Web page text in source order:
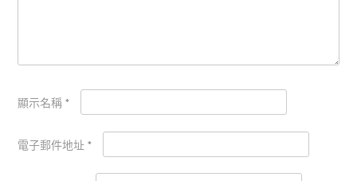
顯示名稱 *
電子郵件地址 *